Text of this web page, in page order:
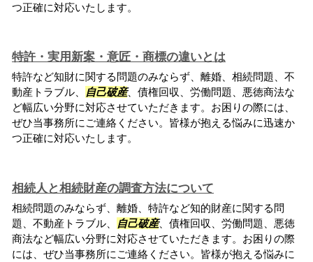
つ正確に対応いたします。
特許・実用新案・意匠・商標の違いとは
特許など知財に関する問題のみならず、離婚、相続問題、不
動産トラブル、
自己破産、債権回収、労働問題、悪徳商法な
ど幅広い分野に対応させていただきます。お困りの際には、
ぜひ当事務所にご連絡ください。皆様が抱える悩みに迅速か
つ正確に対応いたします。
相続人と相続財産の調査方法について
相続問題のみならず、離婚、特許など知的財産に関する問
題、不動産トラブル、
自己破産、債権回収、労働問題、悪徳
商法など幅広い分野に対応させていただきます。お困りの際
には、ぜひ当事務所にご連絡ください。皆様が抱える悩みに